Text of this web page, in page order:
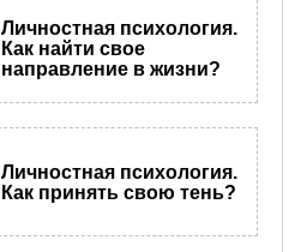
Личностная психология.
Как найти свое
направление в жизни?
Личностная психология.
Как принять свою тень?